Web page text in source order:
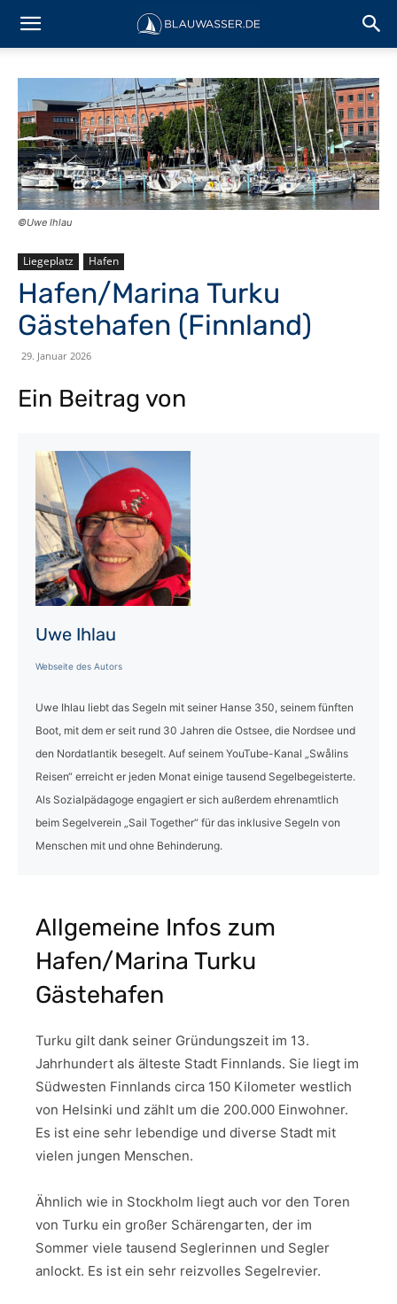
©Uwe Ihlau
Liegeplatz Hafen
Hafen/Marina Turku
Gästehafen (Finnland)
29. Januar 2026
Ein Beitrag von
Uwe Ihlau
Webseite des Autors
Uwe Ihlau liebt das Segeln mit seiner Hanse 350, seinem fünften
Boot, mit dem er seit rund 30 Jahren die Ostsee, die Nordsee und
den Nordatlantik besegelt. Auf seinem YouTube-Kanal „Swålins
Reisen“ erreicht er jeden Monat einige tausend Segelbegeisterte.
Als Sozialpädagoge engagiert er sich außerdem ehrenamtlich
beim Segelverein „Sail Together“ für das inklusive Segeln von
Menschen mit und ohne Behinderung.
Allgemeine Infos zum
Hafen/Marina Turku
Gästehafen
Turku gilt dank seiner Gründungszeit im 13.
Jahrhundert als älteste Stadt Finnlands. Sie liegt im
Südwesten Finnlands circa 150 Kilometer westlich
von Helsinki und zählt um die 200.000 Einwohner.
Es ist eine sehr lebendige und diverse Stadt mit
vielen jungen Menschen.
Ähnlich wie in Stockholm liegt auch vor den Toren
von Turku ein großer Schärengarten, der im
Sommer viele tausend Seglerinnen und Segler
anlockt. Es ist ein sehr reizvolles Segelrevier.